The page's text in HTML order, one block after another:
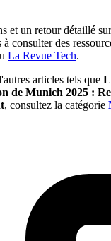
et un retour détaillé
consulter des
La Revue Tech.
articles tels que
de Munich 2025 :
, consultez la catégorie